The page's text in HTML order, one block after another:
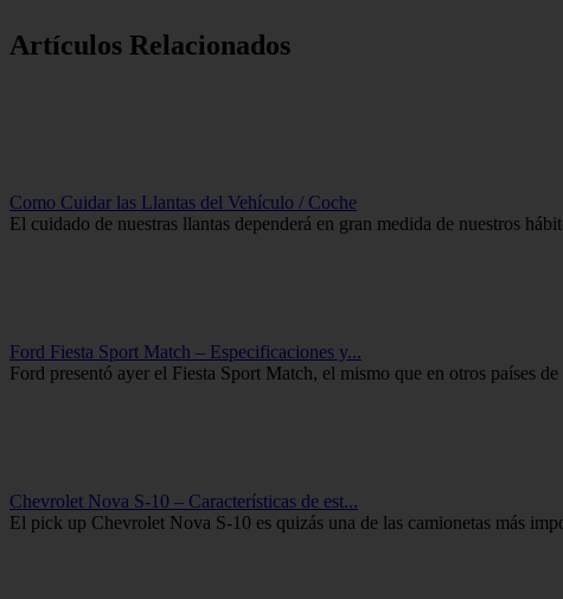
Artículos Relacionados
Como Cuidar las Llantas del Vehículo / Coche
El cuidado de nuestras llantas dependerá en gran medida de nuestros
Ford Fiesta Sport Match – Especificaciones y...
Ford presentó ayer el Fiesta Sport Match, el mismo que en otros países
Chevrolet Nova S-10 – Características de est...
El pick up Chevrolet Nova S-10 es quizás una de las camionetas más